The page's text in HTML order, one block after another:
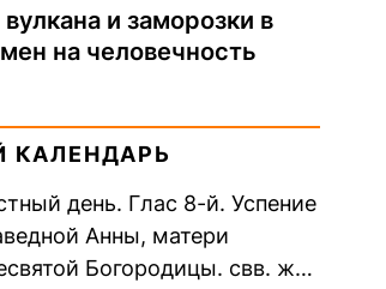
и заморозки в
на человечность
КАЛЕНДАРЬ
день. Глас 8-й. Успение
Анны, матери
Богородицы. свв. жен